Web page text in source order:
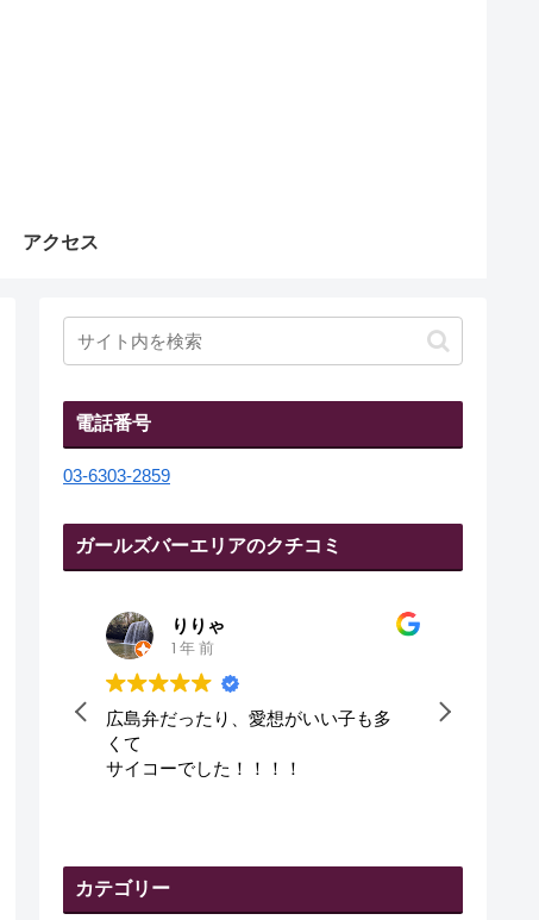
アクセス
電話番号
03-6303-2859
ガールズバーエリアのクチコミ
田代幸弘
1 年 前
皆さん、優しくて、良かった😇
カテゴリー